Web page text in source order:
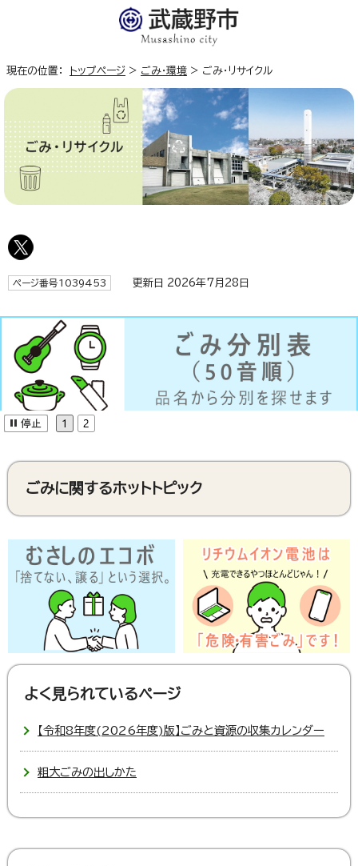
現在の位置： トップページ > ごみ・環境 > ごみ・リサイクル
ページ番号1039453 更新日 2026年7月28日
詳しく見る
ごみに関するホットトピック
よく見られているページ
【令和8年度(2026年度)版】ごみと資源の収集カレンダー
粗大ごみの出しかた